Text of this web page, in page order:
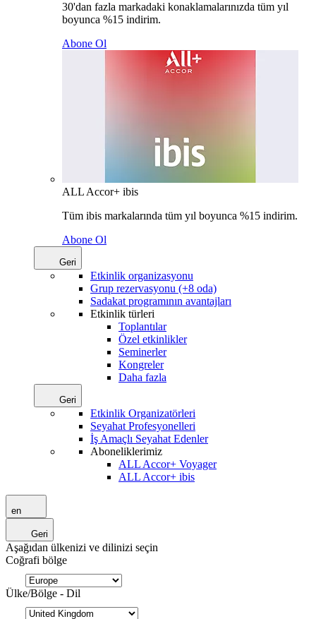
30'dan fazla markadaki konaklamalarınızda tüm yıl
boyunca %15 indirim.
Abone Ol
ALL Accor+ ibis
Tüm ibis markalarında tüm yıl boyunca %15 indirim.
Abone Ol
Geri
Etkinlik organizasyonu
Grup rezervasyonu (+8 oda)
Sadakat programının avantajları
Etkinlik türleri
Toplantılar
Özel etkinlikler
Seminerler
Kongreler
Daha fazla
Geri
Etkinlik Organizatörleri
Seyahat Profesyonelleri
İş Amaçlı Seyahat Edenler
Aboneliklerimiz
ALL Accor+ Voyager
ALL Accor+ ibis
en
Geri
Aşağıdan ülkenizi ve dilinizi seçin
Coğrafi bölge
Ülke/Bölge - Dil